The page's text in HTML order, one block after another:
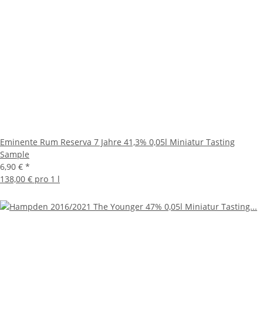
Eminente Rum Reserva 7 Jahre 41,3% 0,05l Miniatur Tasting
Sample
6,90 € *
138,00 € pro 1 l